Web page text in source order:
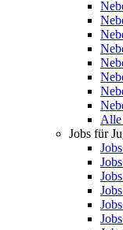
Alle
Jobs für